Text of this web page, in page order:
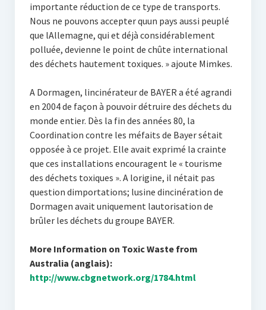
importante réduction de ce type de transports.
Nous ne pouvons accepter quun pays aussi peuplé
que lAllemagne, qui et déjà considérablement
polluée, devienne le point de chûte international
des déchets hautement toxiques. » ajoute Mimkes.
A Dormagen, lincinérateur de BAYER a été agrandi
en 2004 de façon à pouvoir détruire des déchets du
monde entier. Dès la fin des années 80, la
Coordination contre les méfaits de Bayer sétait
opposée à ce projet. Elle avait exprimé la crainte
que ces installations encouragent le « tourisme
des déchets toxiques ». A lorigine, il nétait pas
question dimportations; lusine dincinération de
Dormagen avait uniquement lautorisation de
brûler les déchets du groupe BAYER.
More Information on Toxic Waste from
Australia (anglais):
http://www.cbgnetwork.org/1784.html